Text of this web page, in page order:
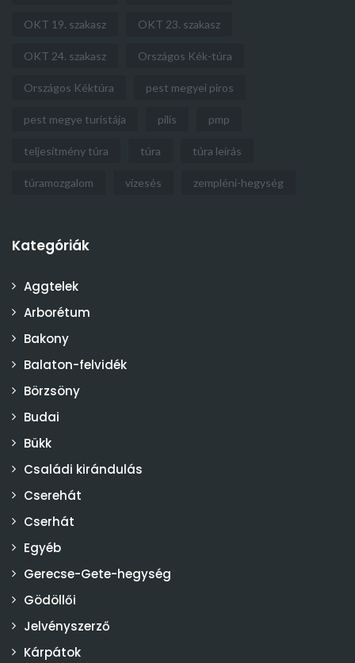
OKT 19. szakasz OKT 23. szakasz
OKT 24. szakasz Országos Kék-túra
Országos Kéktúra pest megyei piros
pest megye turistája pilis pmp
teljesítmény túra túra túra leírás
túramozgalom vízesés zempléni-hegység
Kategóriák
Aggtelek
Arborétum
Bakony
Balaton-felvidék
Börzsöny
Budai
Bükk
Családi kirándulás
Cserehát
Cserhát
Egyéb
Gerecse-Gete-hegység
Gödöllői
Jelvényszerző
Kárpátok